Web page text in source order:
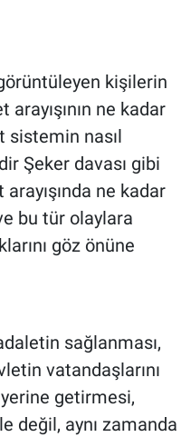
kişilerin
ne kadar
sistemin nasıl
Şeker davası gibi
ne kadar
bu tür olaylara
göz önüne
sağlanması,
vatandaşlarını
getirmesi,
değil, aynı zamanda